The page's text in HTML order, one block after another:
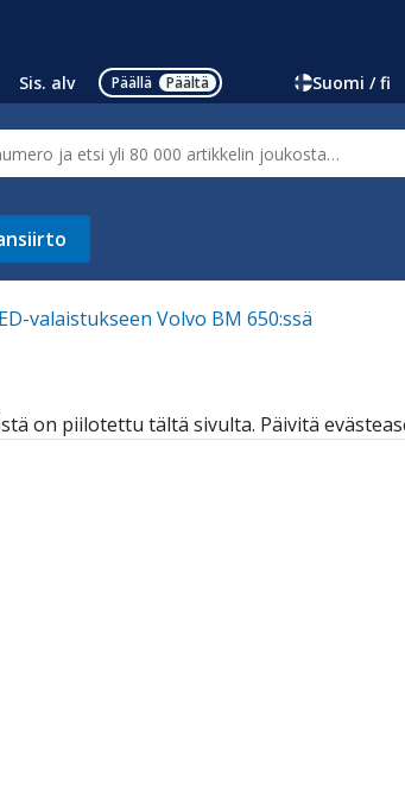
Sis. alv Päällä Päältä Suomi / fi
valaistukseen Volvo BM 650:ssä
on piilotettu tältä sivulta. Päivitä